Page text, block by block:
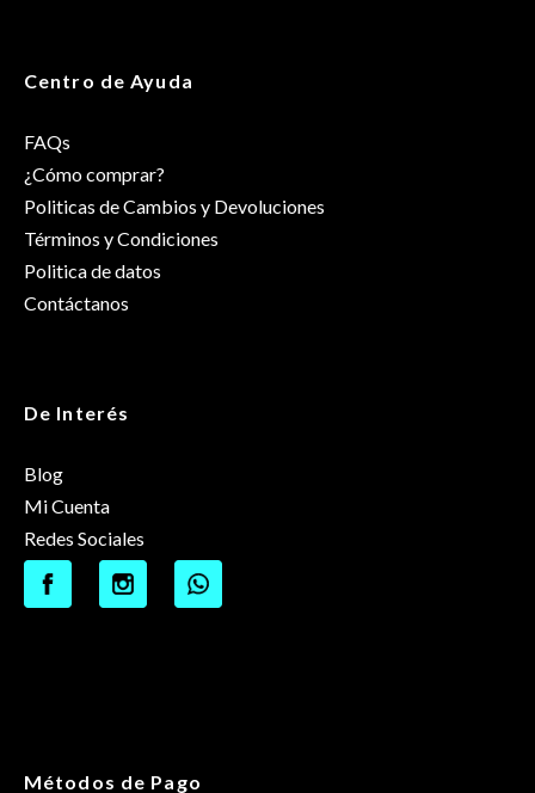
Centro de Ayuda
FAQs
¿Cómo comprar?
Politicas de Cambios y Devoluciones
Términos y Condiciones
Politica de datos
Contáctanos
De Interés
Blog
Mi Cuenta
Redes Sociales
Métodos de Pago